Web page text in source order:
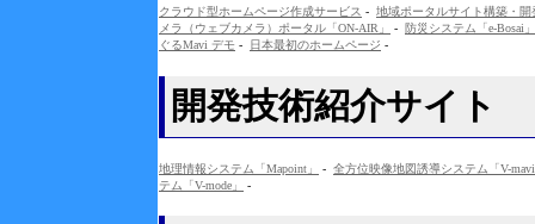
クラウド型ホームページ作成サービス - 地域ポータルサイト構築・開
メラ（ウェブカメラ）ポータル「ON-AIR」
- 防災システム「e-Bosai」
ぐるMavi デモ - 日本最初のホームページ -
開発技術紹介サイト
地理情報システム「Mapoint」 - 全方位映像地図誘導システム「V-
テム「V-mode」
-